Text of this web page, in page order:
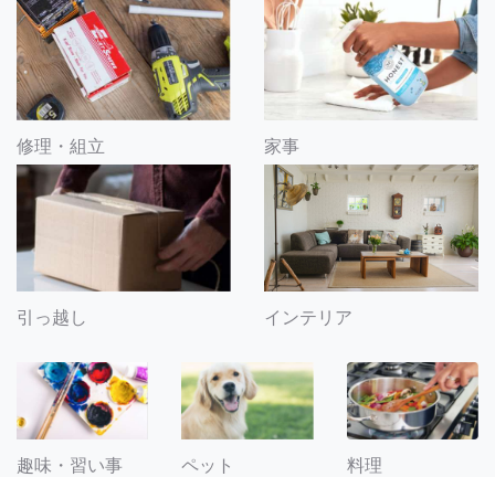
修理・組立 家事
引っ越し インテリア
趣味・習い事 ペット 料理